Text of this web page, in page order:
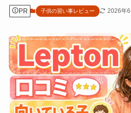
PR 子供の習い事レビュー 2026年